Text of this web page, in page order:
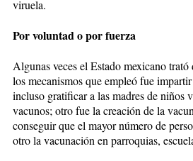
viruela.
Por voluntad o por fuerza
Algunas veces el Estado mexicano
los mecanismos que empleó fue
incluso gratificar a las madres de niños
vacunos; otro fue la creación de la
conseguir que el mayor número de
otro la vacunación en parroquias,